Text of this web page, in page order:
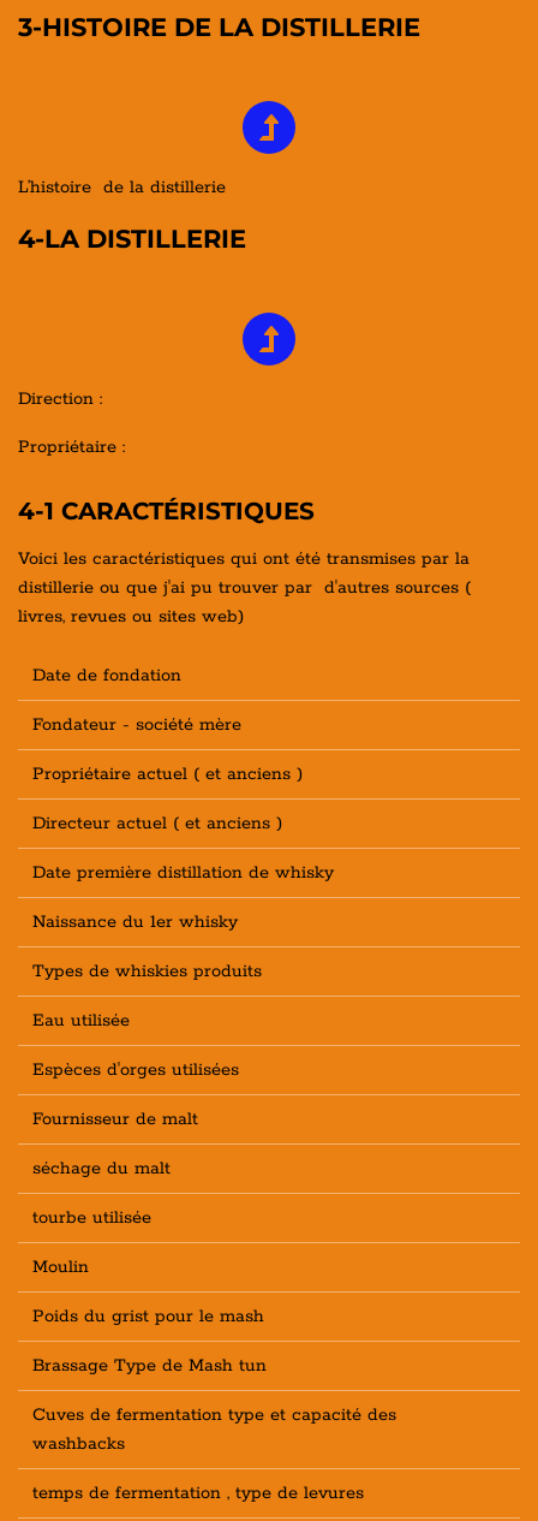
3-HISTOIRE DE LA DISTILLERIE
L’histoire de la distillerie
4-LA DISTILLERIE
Direction :
Propriétaire :
4-1 CARACTÉRISTIQUES
Voici les caractéristiques qui ont été transmises par la
distillerie ou que j'ai pu trouver par d'autres sources (
livres, revues ou sites web)
Date de fondation
Fondateur - société mère
Propriétaire actuel ( et anciens )
Directeur actuel ( et anciens )
Date première distillation de whisky
Naissance du 1er whisky
Types de whiskies produits
Eau utilisée
Espèces d'orges utilisées
Fournisseur de malt
séchage du malt
tourbe utilisée
Moulin
Poids du grist pour le mash
Brassage Type de Mash tun
Cuves de fermentation type et capacité des
washbacks
temps de fermentation , type de levures